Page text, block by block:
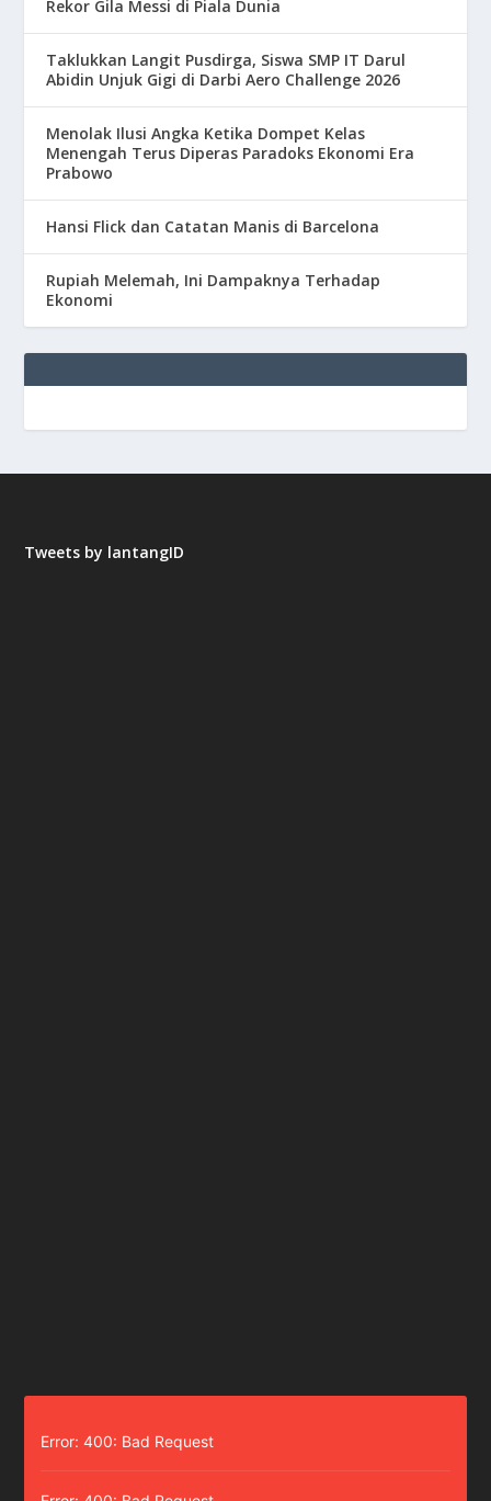
Rekor Gila Messi di Piala Dunia
Taklukkan Langit Pusdirga, Siswa SMP IT Darul
Abidin Unjuk Gigi di Darbi Aero Challenge 2026
Menolak Ilusi Angka Ketika Dompet Kelas
Menengah Terus Diperas Paradoks Ekonomi Era
Prabowo
Hansi Flick dan Catatan Manis di Barcelona
Rupiah Melemah, Ini Dampaknya Terhadap
Ekonomi
Tweets by lantangID
Error: 400: Bad Request